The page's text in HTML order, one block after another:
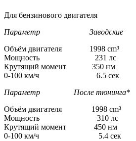
Для бензинового двигателя
Параметр Заводские
Объём двигателя 1998 cm³
Мощность 231 лс
Крутящий момент 350 нм
0-100 км/ч 6.5 сек
Параметр После тюнинга*
Объём двигателя 1998 cm³
Мощность 310 лс
Крутящий момент 450 нм
0-100 км/ч 5.4 сек